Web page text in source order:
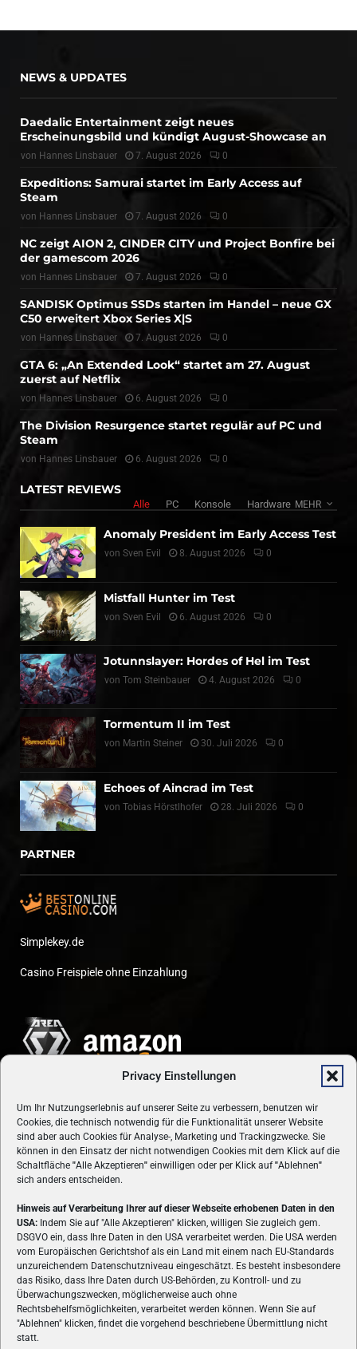
Privacy Einstellungen
Um Ihr Nutzungserlebnis auf unserer Seite zu verbessern, benutzen wir
Cookies, die technisch notwendig für die Funktionalität unserer Website
sind aber auch Cookies für Analyse-, Marketing und Trackingzwecke. Sie
können in den Einsatz der nicht notwendigen Cookies mit dem Klick auf die
Schaltfläche "Alle Akzeptieren" einwilligen oder per Klick auf"Ablehnen"
sich anders entscheiden.
Hinweis auf Verarbeitung Ihrer auf dieser Webseite erhobenen Daten in den
USA: Indem Sie auf "Alle Akzeptieren" klicken, willigen Sie zugleich gem.
DSGVO ein, dass Ihre Daten in den USA verarbeitet werden. Die USA werden
vom Europäischen Gerichtshof als ein Land mit einem nach EU-Standards
unzureichendem Datenschutzniveau eingeschätzt. Es besteht insbesondere
das Risiko, dass Ihre Daten durch US-Behörden, zu Kontroll- und zu
Überwachungszwecken, möglicherweise auch ohne
Rechtsbehelfsmöglichkeiten, verarbeitet werden können. Wenn Sie auf
"Ablehnen" klicken, findet die vorgehend beschriebene Übermittlung nicht
statt.
NEWS & UPDATES
Daedalic Entertainment zeigt neues
Erscheinungsbild und kündigt August-Showcase an
von Hannes Linsbauer 7. August 2026 0
Expeditions: Samurai startet im Early Access auf
Steam
von Hannes Linsbauer 7. August 2026 0
NC zeigt AION 2, CINDER CITY und Project Bonfire bei
der gamescom 2026
von Hannes Linsbauer 7. August 2026 0
SANDISK Optimus SSDs starten im Handel – neue GX
C50 erweitert Xbox Series X|S
von Hannes Linsbauer 7. August 2026 0
GTA 6: „An Extended Look“ startet am 27. August
zuerst auf Netflix
von Hannes Linsbauer 6. August 2026 0
The Division Resurgence startet regulär auf PC und
Steam
von Hannes Linsbauer 6. August 2026 0
LATEST REVIEWS
Alle PC Konsole Hardware MEHR
Anomaly President im Early Access Test
von Sven Evil 8. August 2026 0
Mistfall Hunter im Test
von Sven Evil 6. August 2026 0
Jotunnslayer: Hordes of Hel im Test
von Tom Steinbauer 4. August 2026 0
Tormentum II im Test
von Martin Steiner 30. Juli 2026 0
Echoes of Aincrad im Test
von Tobias Hörstlhofer 28. Juli 2026 0
PARTNER
Simplekey.de
Casino Freispiele ohne Einzahlung
ÜBER UNS
VON GAMERN, FÜR GAMER! Gamers.at ist das älteste Online-
Spielemagazin Österreichs und bringt täglich aktuelle News,
Reviews und Videos zu PC- und Konsolenspielen, Gaming-
Hardware und aus der Welt des e-Sport's.